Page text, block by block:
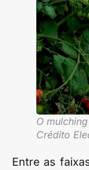
O
Crédito
Entre as